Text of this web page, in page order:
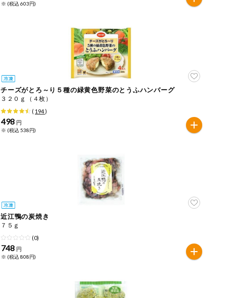
※ (税込 603円)
チーズがとろ～り５種の緑黄色野菜のとうふハンバーグ
３２０ｇ（４枚）
( 194)
498 円
※ (税込 538円)
近江鴨の炭焼き
７５ｇ
(0)
748 円
※ (税込 808円)